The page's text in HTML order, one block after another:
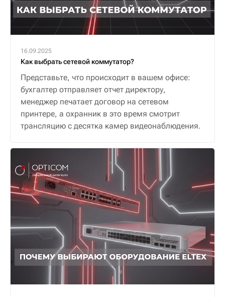
16.09.2025
Как выбрать сетевой коммутатор?
Представьте, что происходит в вашем офисе:
бухгалтер отправляет отчет директору,
менеджер печатает договор на сетевом
принтере, а охранник в это время смотрит
трансляцию с десятка камер видеонаблюдения.